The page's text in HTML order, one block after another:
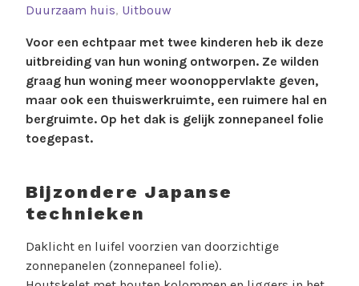
Duurzaam huis, Uitbouw
Voor een echtpaar met twee kinderen heb ik deze
uitbreiding van hun woning ontworpen. Ze wilden
graag hun woning meer woonoppervlakte geven,
maar ook een thuiswerkruimte, een ruimere hal en
bergruimte. Op het dak is gelijk zonnepaneel folie
toegepast.
Bijzondere Japanse
technieken
Daklicht en luifel voorzien van doorzichtige
zonnepanelen (zonnepaneel folie).